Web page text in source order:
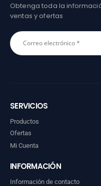
Obtenga toda la
ventas y ofertas
SERVICIOS
Productos
Ofertas
Mi Cuenta
INFORMACIÓN
Información de contacto